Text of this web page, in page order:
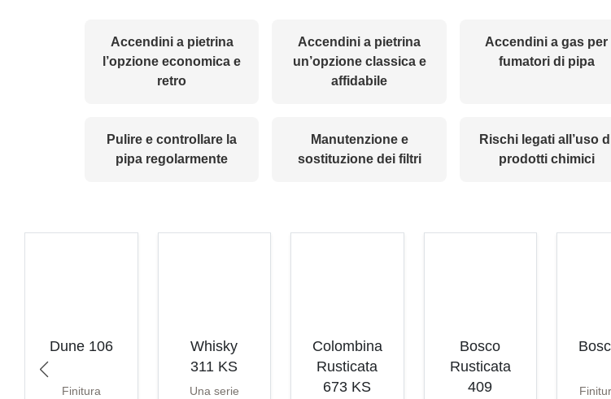
Accendini a pietrina
l’opzione economica e
retro
Accendini a pietrina
un’opzione classica e
affidabile
Accendini a gas per
fumatori di pipa
Pulire e controllare la
pipa regolarmente
Manutenzione e
sostituzione dei filtri
Rischi legati all’uso
prodotti chimici
Dune 106
Finitura
Whisky
311 KS
Una serie
Colombina
Rusticata
673 KS
Bosco
Rusticata
409